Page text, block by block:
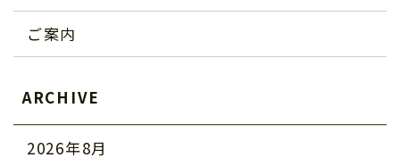
ご案内
ARCHIVE
2026年8月